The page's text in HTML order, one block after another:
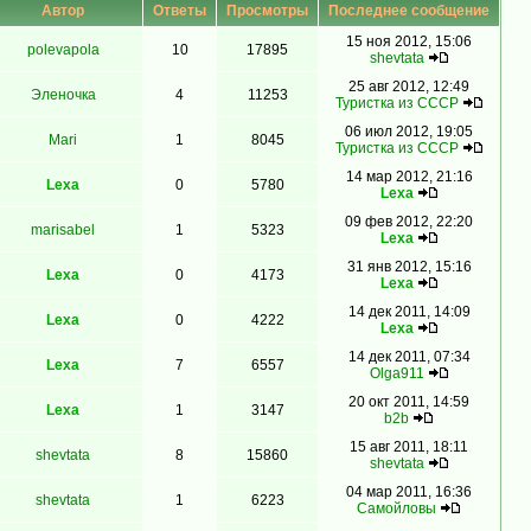
Автор Ответы Просмотры Последнее сообщение
polevapola 10 17895
15 ноя 2012, 15:06
shevtata
Эленочка 4 11253
25 авг 2012, 12:49
Туристка из СССР
Mari 1 8045
06 июл 2012, 19:05
Туристка из СССР
Lexa 0 5780
14 мар 2012, 21:16
Lexa
marisabel 1 5323
09 фев 2012, 22:20
Lexa
Lexa 0 4173
31 янв 2012, 15:16
Lexa
Lexa 0 4222
14 дек 2011, 14:09
Lexa
Lexa 7 6557
14 дек 2011, 07:34
Olga911
Lexa 1 3147
20 окт 2011, 14:59
b2b
shevtata 8 15860
15 авг 2011, 18:11
shevtata
shevtata 1 6223
04 мар 2011, 16:36
Самойловы